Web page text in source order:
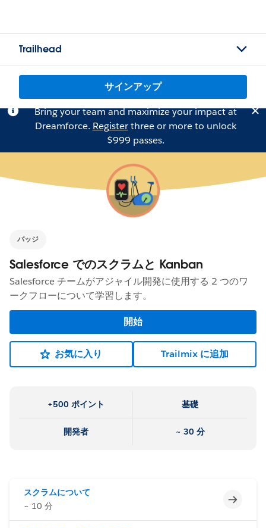
Trailhead
サインアップ
Bring your team and maximize your impact at
Dreamforce. Registerthree or more to unlock
$999 passes.
バッジ
Salesforce でのスクラムと Kanban
Salesforce チームがアジャイル開発に使用する 2 つのワ
ークフローについて学習します。
開始
お気に入り Trailmix に追加
+500 ポイント 基礎
開発者 ~ 30 分
スクラムについて
~ 10 分
未完了